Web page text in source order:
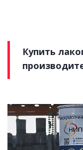
Купить